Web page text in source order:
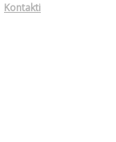
Kontakti